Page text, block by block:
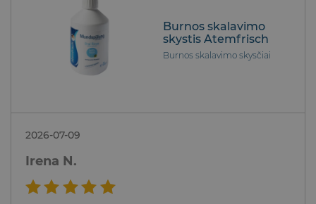
Burnos skalavimo
skystis Atemfrisch
Burnos skalavimo skysčiai
2026-07-09
Irena N.